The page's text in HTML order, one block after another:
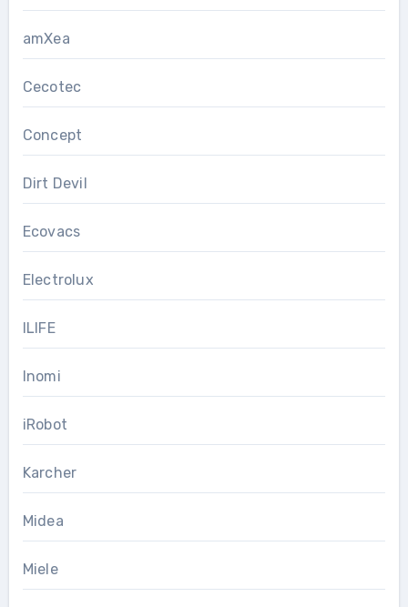
amXea
Cecotec
Concept
Dirt Devil
Ecovacs
Electrolux
ILIFE
Inomi
iRobot
Karcher
Midea
Miele